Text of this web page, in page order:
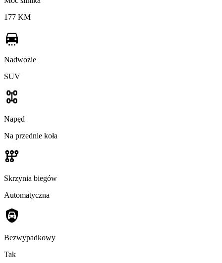
177 KM
Nadwozie
SUV
Napęd
Na przednie koła
Skrzynia biegów
Automatyczna
Bezwypadkowy
Tak